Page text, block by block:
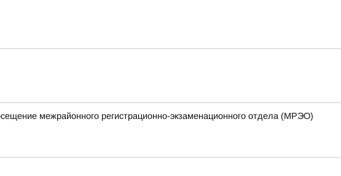
межрайонного регистрационно-экзаменационного отдела (МРЭО)